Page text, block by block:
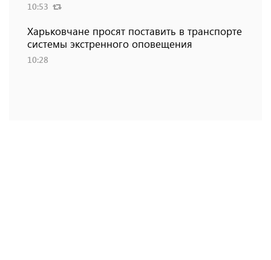
10:53
Харьковчане просят поставить в транспорте
системы экстренного оповещения
10:28